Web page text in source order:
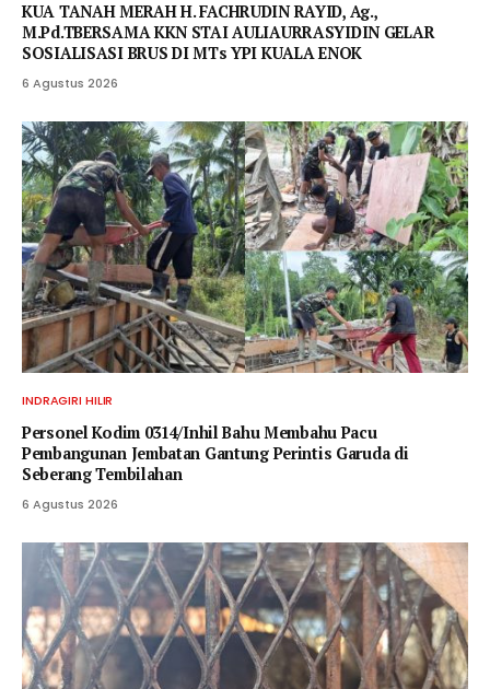
KUA TANAH MERAH H. FACHRUDIN RAYID, Ag.,
M.Pd.TBERSAMA KKN STAI AULIAURRASYIDIN GELAR
SOSIALISASI BRUS DI MTs YPI KUALA ENOK
6 Agustus 2026
INDRAGIRI HILIR
Personel Kodim 0314/Inhil Bahu Membahu Pacu
Pembangunan Jembatan Gantung Perintis Garuda di
Seberang Tembilahan
6 Agustus 2026